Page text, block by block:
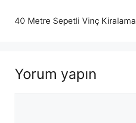
40 Metre Sepetli Vinç Kiralama
Yorum yapın